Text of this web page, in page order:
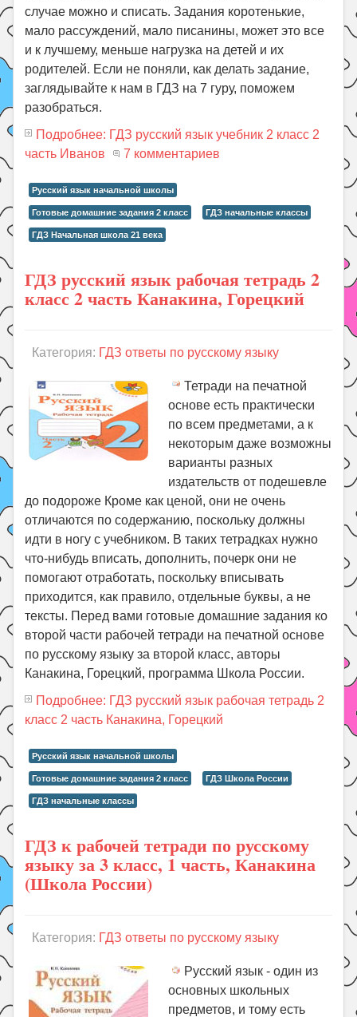
случае можно и списать. Задания коротенькие,
мало рассуждений, мало писанины, может это все
и к лучшему, меньше нагрузка на детей и их
родителей. Если не поняли, как делать задание,
заглядывайте к нам в ГДЗ на 7 гуру, поможем
разобраться.
Подробнее: ГДЗ русский язык учебник 2 класс 2
часть Иванов
7 комментариев
Русский язык начальной школы
Готовые домашние задания 2 класс ГДЗ начальные классы
ГДЗ Начальная школа 21 века
ГДЗ русский язык рабочая тетрадь 2
класс 2 часть Канакина, Горецкий
Категория: ГДЗ ответы по русскому языку
Тетради на печатной
основе есть практически
по всем предметами, а к
некоторым даже возможны
варианты разных
издательств от подешевле
до подороже Кроме как ценой, они не очень
отличаются по содержанию, поскольку должны
идти в ногу с учебником. В таких тетрадках нужно
что-нибудь вписать, дополнить, почерк они не
помогают отработать, поскольку вписывать
приходится, как правило, отдельные буквы, а не
тексты. Перед вами готовые домашние задания ко
второй части рабочей тетради на печатной основе
по русскому языку за второй класс, авторы
Канакина, Горецкий, программа Школа России.
Подробнее: ГДЗ русский язык рабочая тетрадь 2
класс 2 часть Канакина, Горецкий
Русский язык начальной школы
Готовые домашние задания 2 класс ГДЗ Школа России
ГДЗ начальные классы
ГДЗ к рабочей тетради по русскому
языку за 3 класс, 1 часть, Канакина
(Школа России)
Категория: ГДЗ ответы по русскому языку
Русский язык - один из
основных школьных
предметов, и тому есть